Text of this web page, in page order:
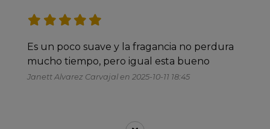
Es un poco suave y la fragancia no perdura
Janett Alvarez Carvajal en 2025-10-11 18:45